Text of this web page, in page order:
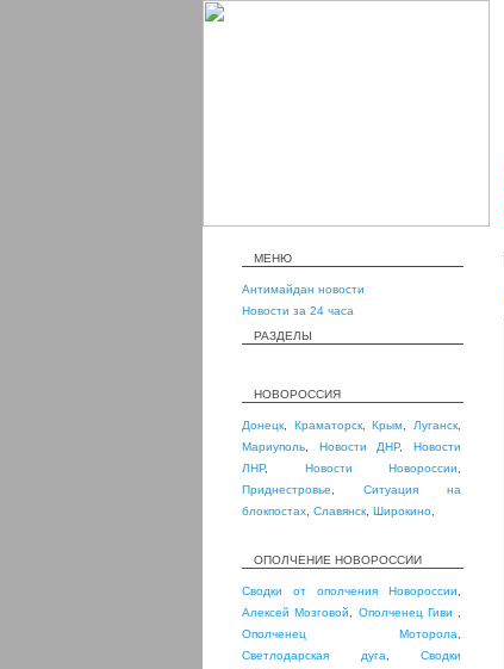
МЕНЮ
Антимайдан новости
Новости за 24 часа
РАЗДЕЛЫ
НОВОРОССИЯ
Донецк Краматорск,Крым Луганск
Мариуполь
Новости ДНР,Новости
ЛНР, Новости Новороссии
Приднестровье
Ситуация на
блокпостах Славянск Широкино
ОПОЛЧЕНИЕ НОВОРОССИИ
Сводки от ополчения Новороссии
Алексей Мозговой
Ополченец Гиви
Ополченец Моторола
Светлодарская дуга
Сводки